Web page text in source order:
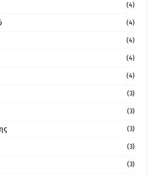
(4)
(4)
(4)
(4)
(4)
(3)
(3)
(3)
(3)
(3)